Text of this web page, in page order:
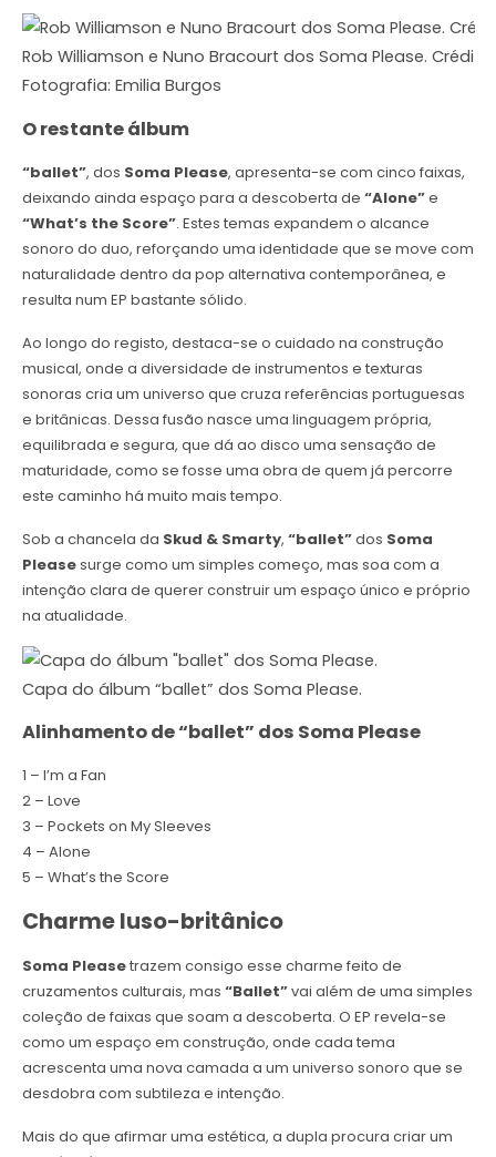
Rob Williamson e Nuno Bracourt dos Soma Please. Crédito
Fotografia: Emilia Burgos
O restante álbum
“ballet”, dos Soma Please, apresenta-se com cinco faixas,
deixando ainda espaço para a descoberta de “Alone”e
“What’s the Score”. Estes temas expandem o alcance
sonoro do duo, reforçando uma identidade que se move com
naturalidade dentro da pop alternativa contemporânea, e
resulta num EP bastante sólido.
Ao longo do registo, destaca-se o cuidado na construção
musical, onde a diversidade de instrumentos e texturas
sonoras cria um universo que cruza referências portuguesas
e britânicas. Dessa fusão nasce uma linguagem própria,
equilibrada e segura, que dá ao disco uma sensação de
maturidade, como se fosse uma obra de quem já percorre
este caminho há muito mais tempo.
Sob a chancela da Skud & Smarty, “ballet”dos Soma
Pleasesurge como um simples começo, mas soa com a
intenção clara de querer construir um espaço único e próprio
na atualidade.
Capa do álbum “ballet” dos Soma Please.
Alinhamento de “ballet” dos Soma Please
1 – I’m a Fan
2 – Love
3 – Pockets on My Sleeves
4 – Alone
5 – What’s the Score
Charme luso-britânico
Soma Pleasetrazem consigo esse charme feito de
cruzamentos culturais, mas “Ballet”vai além de uma simples
coleção de faixas que soam a descoberta. O EP revela-se
como um espaço em construção, onde cada tema
acrescenta uma nova camada a um universo sonoro que se
desdobra com subtileza e intenção.
Mais do que afirmar uma estética, a dupla procura criar um